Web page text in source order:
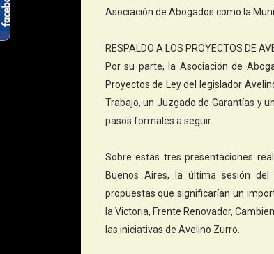
Asociación de Abogados como la
RESPALDO A LOS PROYECTOS DE
Por su parte, la Asociación de
Proyectos de Ley del legislador
Trabajo, un Juzgado de Garantías y
pasos formales a seguir.
Sobre estas tres presentaciones
Buenos Aires, la última sesión
propuestas que significarían un
la Victoria, Frente Renovador,
las iniciativas de Avelino Zurro.